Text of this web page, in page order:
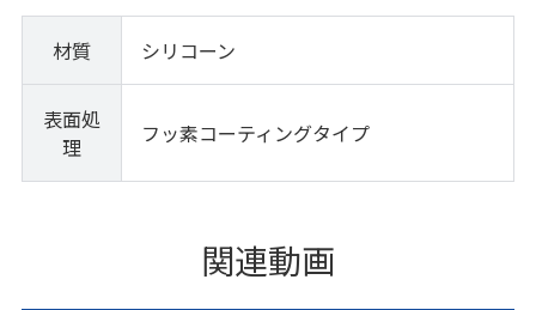
材質 シリコーン
表面処
理
フッ素コーティングタイプ
関連動画